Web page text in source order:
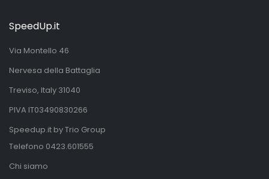
SpeedUp.it
Via Montello 46
Nervesa della Battaglia
Treviso, Italy 31040
PIVA IT03490830266
Speedup.it by Trio Group
Telefono 0423.601555
Chi siamo